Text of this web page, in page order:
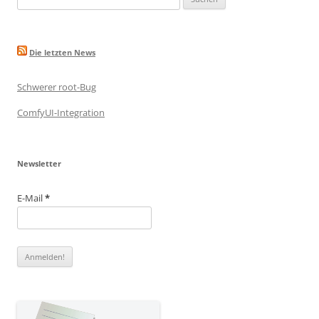
nach:
Die letzten News
Schwerer root-Bug
ComfyUI-Integration
Newsletter
E-Mail*